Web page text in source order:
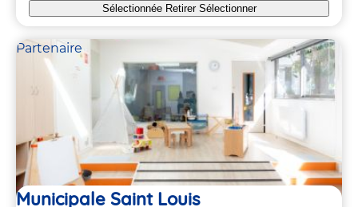
Sélectionnée Retirer Sélectionner
Partenaire
Municipale Saint Louis